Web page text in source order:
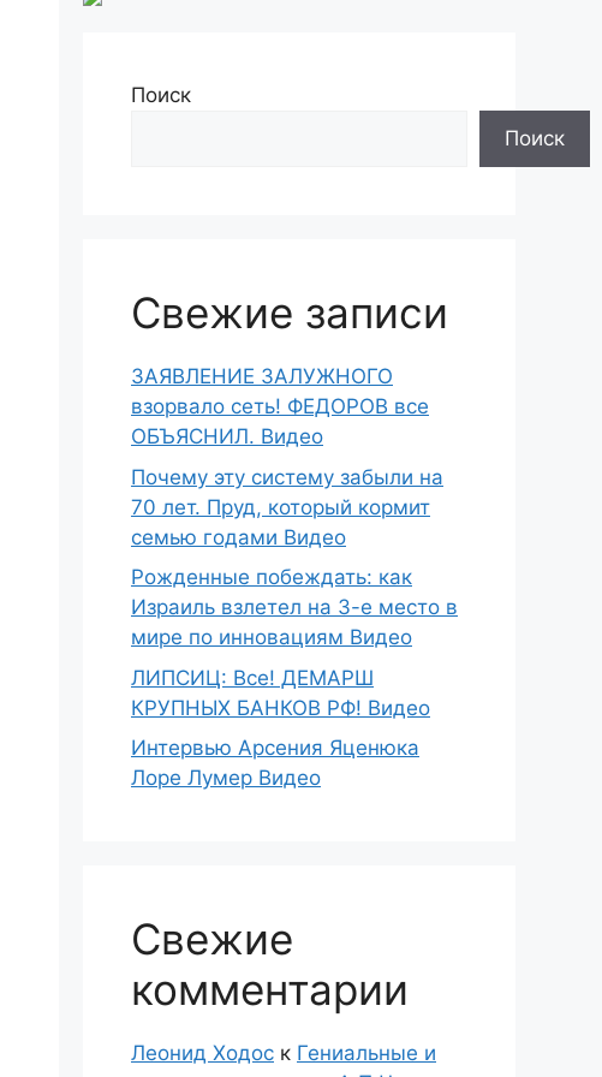
Поиск
Поиск
Свежие записи
ЗАЯВЛЕНИЕ ЗАЛУЖНОГО
взорвало сеть! ФЕДОРОВ все
ОБЪЯСНИЛ. Видео
Почему эту систему забыли на
70 лет. Пруд, который кормит
семью годами Видео
Рожденные побеждать: как
Израиль взлетел на 3-е место в
мире по инновациям Видео
ЛИПСИЦ: Все! ДЕМАРШ
КРУПНЫХ БАНКОВ РФ! Видео
Интервью Арсения Яценюка
Лоре Лумер Видео
Свежие
комментарии
Леонид Ходос к Гениальные и